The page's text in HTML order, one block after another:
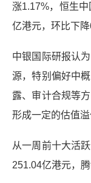
涨1.17%，恒生
亿港元，环比下
中银国际研报认
源，特别偏好中
露、审计合规等
形成一定的估值溢
从一周前十大活
251.04亿港元，